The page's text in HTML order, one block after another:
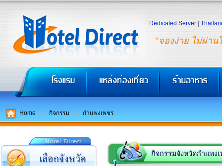
"จองง่าย ไม่ผ่าน
Dedicated Server
Home กิจกรรม กำแพงเพชร
กิจกรรมจังหวัดกำแพง